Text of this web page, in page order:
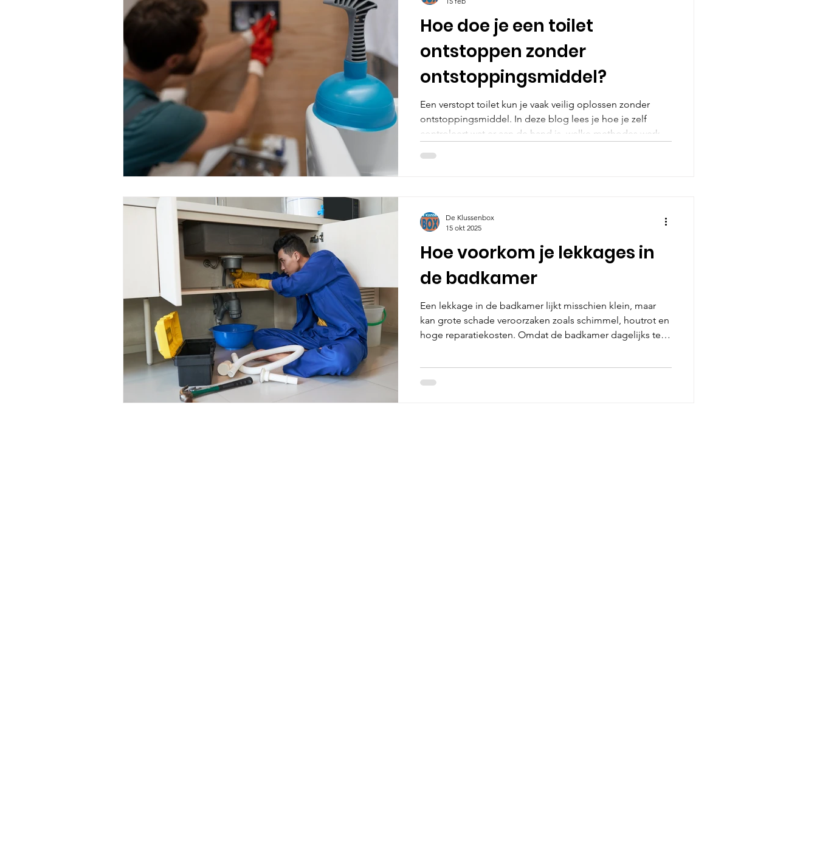
Hoe doe je een toilet
ontstoppen zonder
ontstoppingsmiddel?
Een verstopt toilet kun je vaak veilig oplossen zonder
ontstoppingsmiddel. In deze blog lees je hoe je zelf
controleert wat er aan de hand is, welke methodes werken
hulp in te schakelen. Door rustig en slim te werk te gaan,
Hoe voorkom je lekkages in
de badkamer
Een lekkage in de badkamer lijkt misschien klein, maar
kan grote schade veroorzaken zoals schimmel, houtrot en
hoge reparatiekosten. Omdat de badkamer dagelijks te
te signaleren en te voorkomen. Lees hoe je lekkages snel
De Klussenbox
15 okt 2025